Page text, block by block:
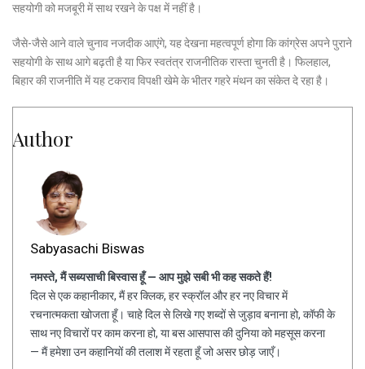
सहयोगी को मजबूरी में साथ रखने के पक्ष में नहीं है।
जैसे-जैसे आने वाले चुनाव नजदीक आएंगे, यह देखना महत्वपूर्ण होगा कि कांग्रेस अपने पुराने
सहयोगी के साथ आगे बढ़ती है या फिर स्वतंत्र राजनीतिक रास्ता चुनती है। फिलहाल,
बिहार की राजनीति में यह टकराव विपक्षी खेमे के भीतर गहरे मंथन का संकेत दे रहा है।
Author
Sabyasachi Biswas
नमस्ते, मैं सब्यसाची बिस्वास हूँ — आप मुझे सबी भी कह सकते हैं!
दिल से एक कहानीकार, मैं हर क्लिक, हर स्क्रॉल और हर नए विचार में
रचनात्मकता खोजता हूँ। चाहे दिल से लिखे गए शब्दों से जुड़ाव बनाना हो, कॉफी के
साथ नए विचारों पर काम करना हो, या बस आसपास की दुनिया को महसूस करना
— मैं हमेशा उन कहानियों की तलाश में रहता हूँ जो असर छोड़ जाएँ।